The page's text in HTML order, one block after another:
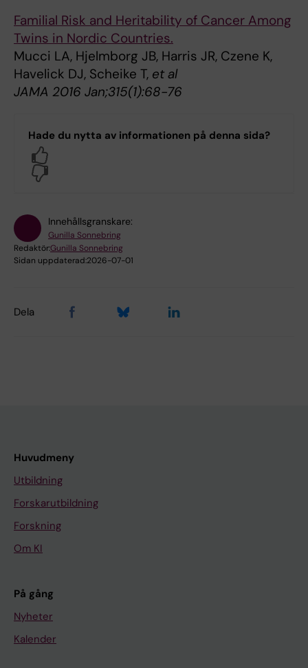
Familial Risk and Heritability of Cancer Among
Twins in Nordic Countries.
Mucci LA, Hjelmborg JB, Harris JR, Czene K,
Havelick DJ, Scheike T, et al
JAMA 2016 Jan;315(1):68-76
Hade du nytta av informationen på denna sida?
Innehållsgranskare:
Gunilla Sonnebring
Redaktör:Gunilla Sonnebring
Sidan uppdaterad:2026-07-01
Dela
Huvudmeny
Utbildning
Forskarutbildning
Forskning
Om KI
På gång
Nyheter
Kalender